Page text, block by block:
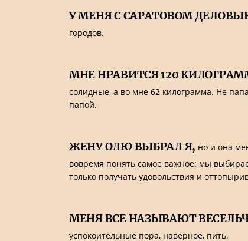
У МЕНЯ С САРАТОВОМ
городов.
МНЕ НРАВИТСЯ 120
солидные, а во мне 62 килограмма. Не
папой.
ЖЕНУ ОЛЮ ВЫБРАЛ Я, но и она
вовремя понять самое важное: мы
только получать удовольствия и
МЕНЯ ВСЕ НАЗЫВАЮТ
успокоительные пора, наверное, пить.